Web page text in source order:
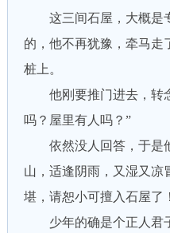
这三间石屋，大概是
的，他不再犹豫，牵马走
桩上。
他刚要推门进去，转念
吗？屋里有人吗？”
依然没人回答，于是
山，适逢阴雨，又湿又凉
堪，请恕小可擅入石屋了
少年的确是个正人君